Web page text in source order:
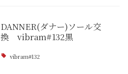
DANNER(ダナー)ソール交
換 vibram#132黒
vibram#132